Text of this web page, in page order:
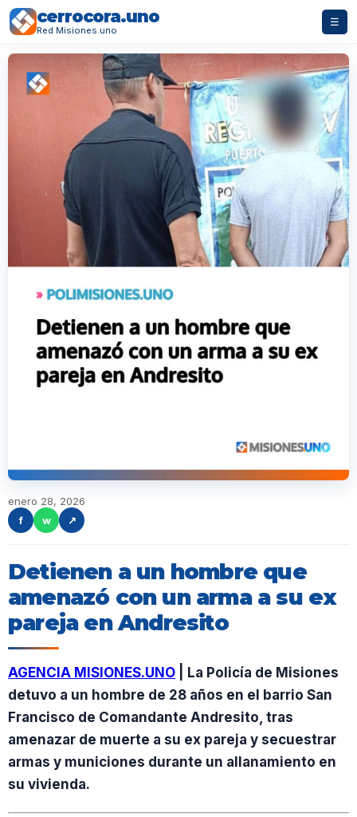
cerrocora.uno
Red Misiones.uno
☰
enero 28, 2026
f
w ↗
Detienen a un hombre que
amenazó con un arma a su ex
pareja en Andresito
AGENCIA MISIONES.UNO | La Policía de Misiones
detuvo a un hombre de 28 años en el barrio San
Francisco de Comandante Andresito, tras
amenazar de muerte a su ex pareja y secuestrar
armas y municiones durante un allanamiento en
su vivienda.